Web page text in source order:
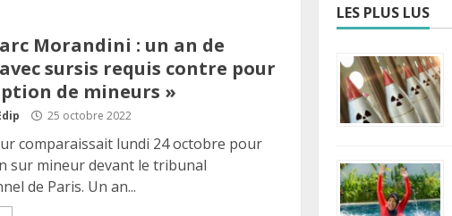
Morandini : un an de
sursis requis contre pour
de mineurs »
25 octobre 2022
comparaissait lundi 24 octobre pour
sur mineur devant le tribunal
de Paris. Un an...
LES PLUS LUS